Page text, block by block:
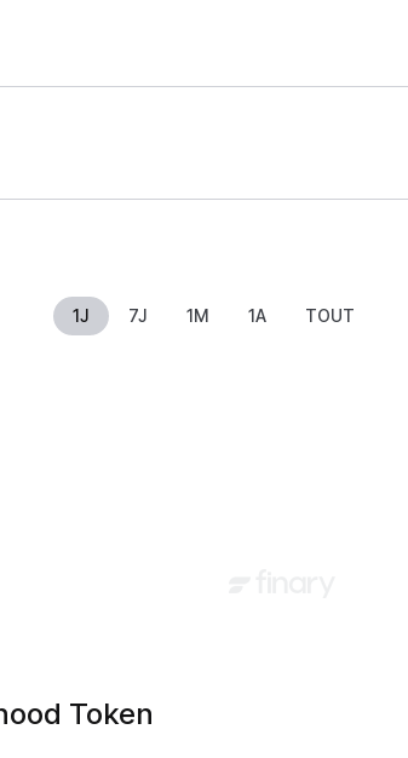
1J 7J 1M 1A TOUT
Token